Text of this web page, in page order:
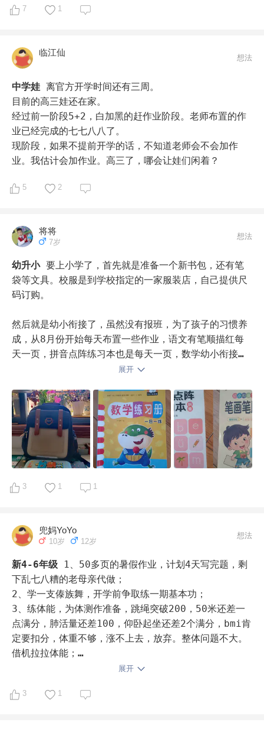
7 1
临江仙
想法
中学娃 离官方开学时间还有三周。
目前的高三娃还在家。
经过前一阶段5+2，白加黑的赶作业阶段。老师布置的作
业已经完成的七七八八了。
现阶段，如果不提前开学的话，不知道老师会不会加作
业。我估计会加作业。高三了，哪会让娃们闲着？
5 2
将将
7岁
想法
幼升小 要上小学了，首先就是准备一个新书包，还有笔
袋等文具。校服是到学校指定的一家服装店，自己提供尺
码订购。
然后就是幼小衔接了，虽然没有报班，为了孩子的习惯养
成，从8月份开始每天布置一些作业，语文有笔顺描红每
天一页，拼音点阵练习本也是每天一页，数学幼小衔接每
天一页。这几样作业一般15到20分钟完成，有时孩子拖拉
展开
3 1 1
兜妈YoYo
10岁 12岁
想法
新4-6年级
1、50多页的暑假作业，计划4天写完题，剩
下乱七八糟的老母亲代做；
2、学一支傣族舞，开学前争取练一期基本功；
3、练体能，为体测作准备，跳绳突破200，50米还差一
点满分，肺活量还差100，仰卧起坐还差2个满分，bmi肯
定要扣分，体重不够，涨不上去，放弃。整体问题不大。
借机拉拉体能；
4、4000词、周计划、小古文、句式大全刷完。新二背完
的时间不一样；
展开
3 1